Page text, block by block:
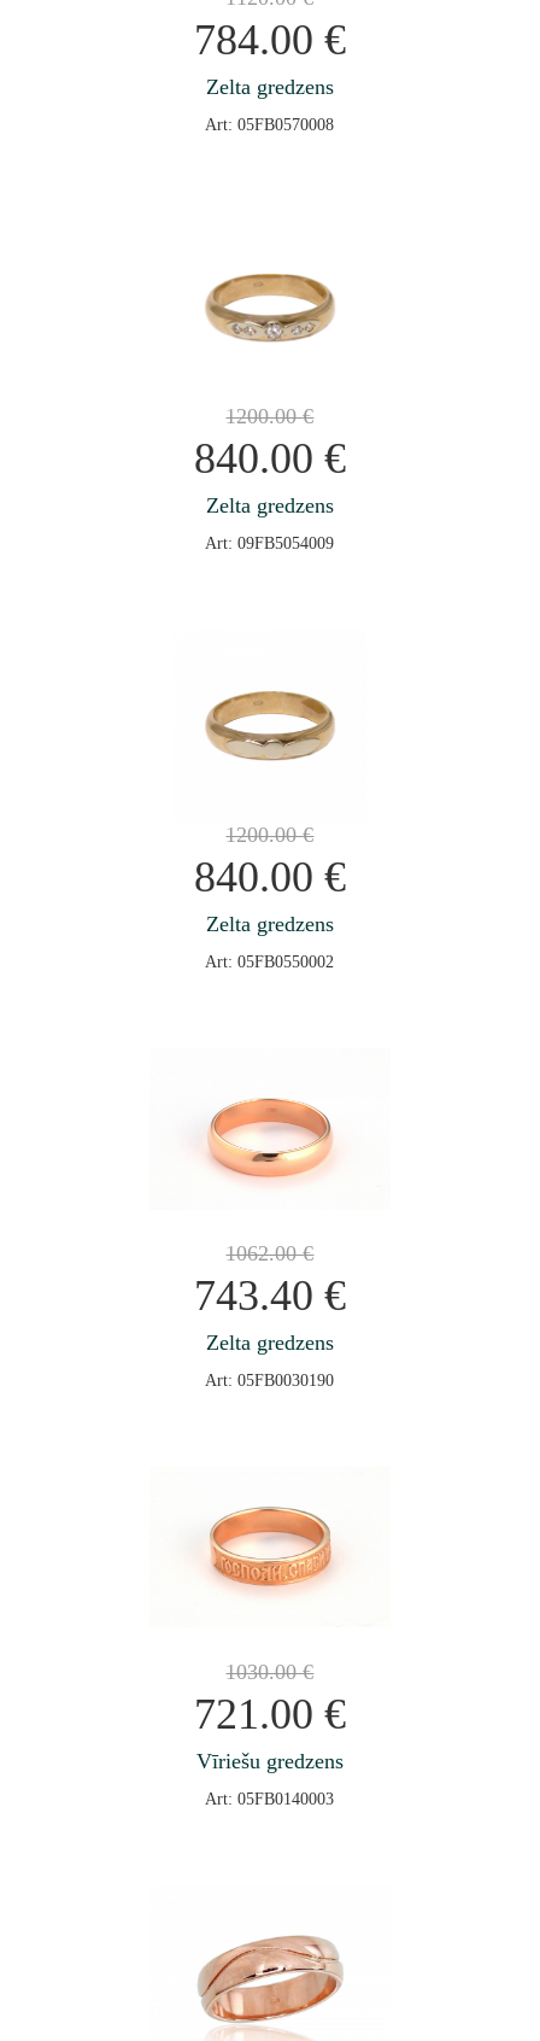
784.00 €
Zelta gredzens
Art: 05FB0570008
1200.00€
840.00 €
Zelta gredzens
Art: 09FB5054009
1200.00€
840.00 €
Zelta gredzens
Art: 05FB0550002
1062.00€
743.40 €
Zelta gredzens
Art: 05FB0030190
1030.00€
721.00 €
Vīriešu gredzens
Art: 05FB0140003